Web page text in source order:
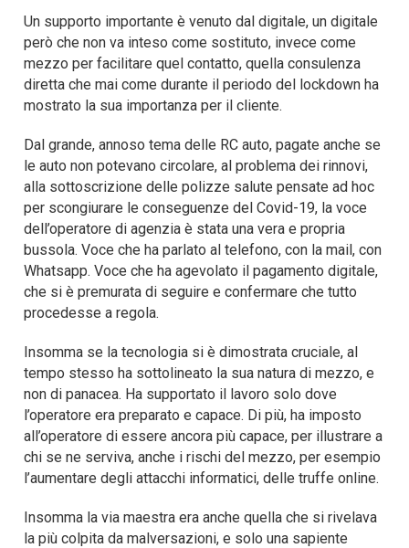
Un supporto importante è venuto dal digitale, un digitale
però che non va inteso come sostituto, invece come
mezzo per facilitare quel contatto, quella consulenza
diretta che mai come durante il periodo del lockdown ha
mostrato la sua importanza per il cliente.
Dal grande, annoso tema delle RC auto, pagate anche se
le auto non potevano circolare, al problema dei rinnovi,
alla sottoscrizione delle polizze salute pensate ad hoc
per scongiurare le conseguenze del Covid-19, la voce
dell’operatore di agenzia è stata una vera e propria
bussola. Voce che ha parlato al telefono, con la mail, con
Whatsapp. Voce che ha agevolato il pagamento digitale,
che si è premurata di seguire e confermare che tutto
procedesse a regola.
Insomma se la tecnologia si è dimostrata cruciale, al
tempo stesso ha sottolineato la sua natura di mezzo, e
non di panacea. Ha supportato il lavoro solo dove
l’operatore era preparato e capace. Di più, ha imposto
all’operatore di essere ancora più capace, per illustrare a
chi se ne serviva, anche i rischi del mezzo, per esempio
l’aumentare degli attacchi informatici, delle truffe online.
Insomma la via maestra era anche quella che si rivelava
la più colpita da malversazioni, e solo una sapiente